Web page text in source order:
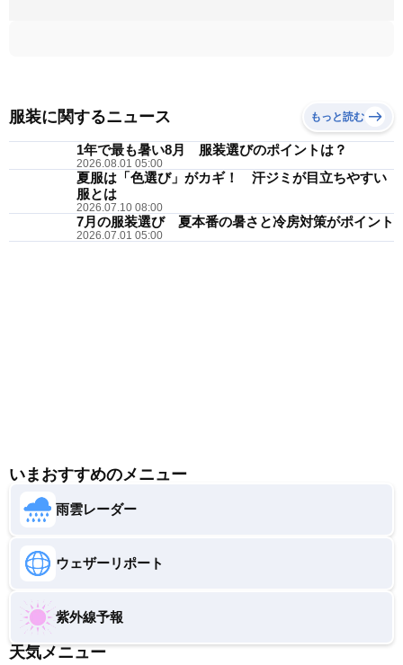
服装に関するニュース もっと読む
1年で最も暑い8月 服装選びのポイントは？
2026.08.01 05:00
夏服は「色選び」がカギ！ 汗ジミが目立ちやすい
服とは
2026.07.10 08:00
7月の服装選び 夏本番の暑さと冷房対策がポイント
2026.07.01 05:00
いまおすすめのメニュー
雨雲レーダー
ウェザーリポート
紫外線予報
天気メニュー